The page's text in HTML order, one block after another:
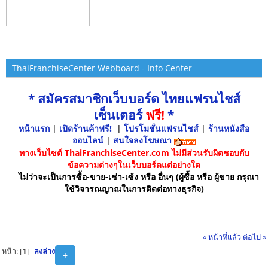
ThaiFranchiseCenter Webboard - Info Center
* สมัครสมาชิกเว็บบอร์ด ไทยแฟรนไชส์
เซ็นเตอร์ฟรี! *
หน้าแรก | เปิดร้านค้าฟรี! | โปรโมชั่นแฟรนไชส์ | ร้านหนังสือ
ออนไลน์ | สนใจลงโฆษณา
ทางเว็บไซต์ ThaiFranchiseCenter.com ไม่มีส่วนรับผิดชอบกับ
ข้อความต่างๆในเว็บบอร์ดแต่อย่างใด
ไม่ว่าจะเป็นการซื้อ-ขาย-เช่า-เซ้ง หรือ อื่นๆ (ผู้ซื้อ หรือ ผู้ขาย กรุณา
ใช้วิจารณญาณในการติดต่อทางธุรกิจ)
« หน้าที่แล้ว ต่อไป »
+
หน้า: [1] ลงล่าง